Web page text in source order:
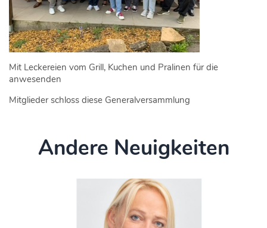
Mit Leckereien vom Grill, Kuchen und Pralinen für die
anwesenden
Mitglieder schloss diese Generalversammlung
Andere Neuigkeiten